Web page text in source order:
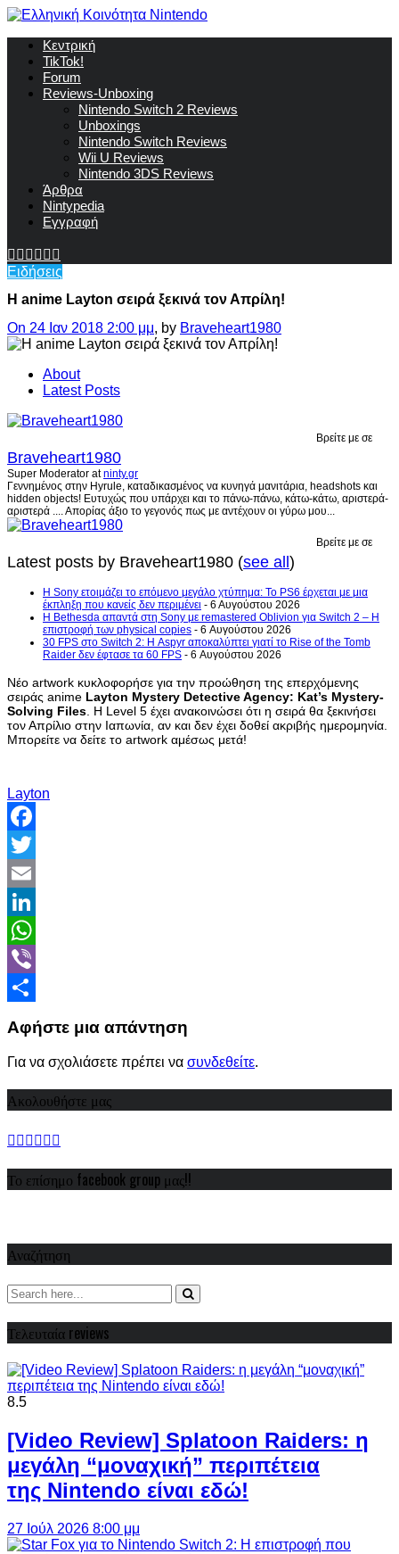
Κεντρική
TikTok!
Forum
Reviews-Unboxing
Nintendo Switch 2 Reviews
Unboxings
Nintendo Switch Reviews
Wii U Reviews
Nintendo 3DS Reviews
Άρθρα
Nintypedia
Εγγραφή
Ειδήσεις
Η anime Layton σειρά ξεκινά τον Απρίλη!
On 24 Ιαν 2018 2:00 μμ, by Braveheart1980
About
Latest Posts
Βρείτε με σε
Braveheart1980
Super Moderator atninty.gr
Γεννημένος στην Hyrule, καταδικασμένος να κυνηγά μανιτάρια, headshots και
hidden objects! Ευτυχώς που υπάρχει και το πάνω-πάνω, κάτω-κάτω, αριστερά-
αριστερά .... Απορίας άξιο το γεγονός πως με αντέχουν οι γύρω μου...
Βρείτε με σε
Latest posts by Braveheart1980 (see all)
Η Sony ετοιμάζει το επόμενο μεγάλο χτύπημα: Το PS6 έρχεται με μια
έκπληξη που κανείς δεν περιμένει - 6 Αυγούστου 2026
Η Bethesda απαντά στη Sony με remastered Oblivion για Switch 2 – Η
επιστροφή των physical copies - 6 Αυγούστου 2026
30 FPS στο Switch 2: Η Aspyr αποκαλύπτει γιατί το Rise of the Tomb
Raider δεν έφτασε τα 60 FPS - 6 Αυγούστου 2026
Νέο artwork κυκλοφορήσε για την προώθηση της επερχόμενης
σειράς anime Layton Mystery Detective Agency: Kat’s Mystery-
Solving Files . Η Level 5 έχει ανακοινώσει ότι η σειρά θα ξεκινήσει
τον Απρίλιο στην Ιαπωνία, αν και δεν έχει δοθεί ακριβής ημερομηνία.
Μπορείτε να δείτε το artwork αμέσως μετά!
Layton
Facebook
Twitter
Email
LinkedIn
WhatsApp
Viber
Αφήστε μια απάντηση
Για να σχολιάσετε πρέπει να συνδεθείτε.
Ακολουθήστε μας
Το επίσημο facebook group μας!!
Αναζήτηση
Τελευταία reviews
8.5
[Video Review] Splatoon Raiders: η
μεγάλη “μοναχική” περιπέτεια
της Nintendo είναι εδώ!
27 Ιούλ 2026 8:00 μμ